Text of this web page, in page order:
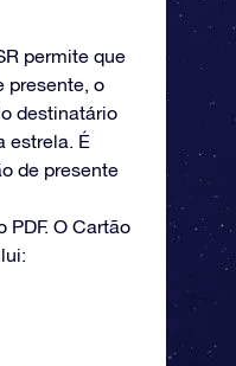
permite que
presente, o
destinatário
estrela. É
de presente
O Cartão